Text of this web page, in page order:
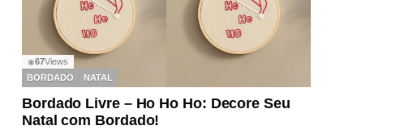
◉67Views
BORDADO
NATAL
Bordado Livre – Ho Ho Ho: Decore Seu
Natal com Bordado!